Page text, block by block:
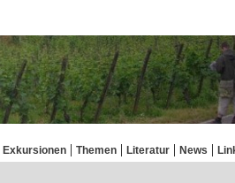
Exkursionen Themen Literatur News